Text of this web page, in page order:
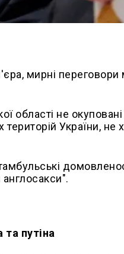
мирні
області не
територій України,
англосакси".
та путіна